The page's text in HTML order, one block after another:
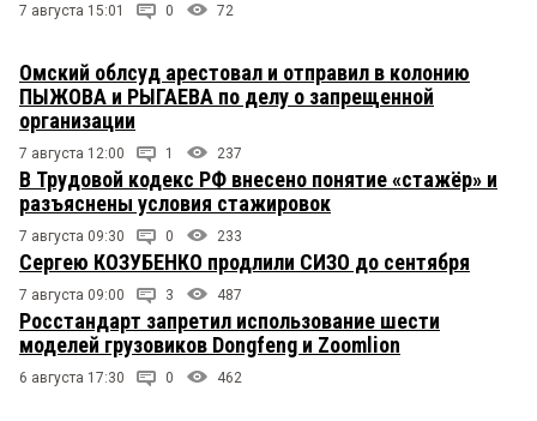
7 августа 15:01 0 72
Омский облсуд арестовал и отправил в колонию
ПЫЖОВА и РЫГАЕВА по делу о запрещенной
организации
7 августа 12:00 1 237
В Трудовой кодекс РФ внесено понятие «стажёр» и
разъяснены условия стажировок
7 августа 09:30 0 233
Сергею КОЗУБЕНКО продлили СИЗО до сентября
7 августа 09:00 3 487
Росстандарт запретил использование шести
моделей грузовиков Dongfeng и Zoomlion
6 августа 17:30 0 462